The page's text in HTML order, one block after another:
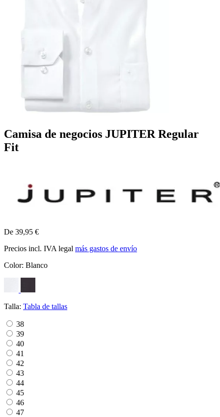
Camisa de negocios JUPITER Regular
Fit
De 39,95 €
Precios incl. IVA legal más gastos de envío
Color: Blanco
Talla: Tabla de tallas
38
39
40
41
42
43
44
45
46
47